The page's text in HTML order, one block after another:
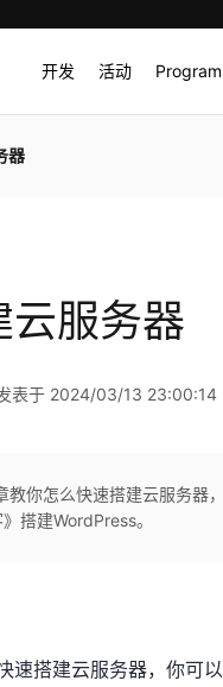
开发 活动
器
云服务器
表于 2024/03/13 23:00:14
教你怎么快速搭建云服务
搭建WordPress。
速搭建云服务器，你可